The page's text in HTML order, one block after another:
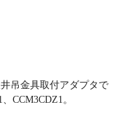
吊金具取付アダプタで
CCM3CDZ1。